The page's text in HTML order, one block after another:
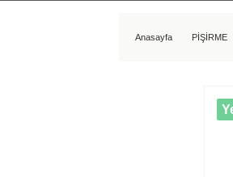
Anasayfa PİŞİRME